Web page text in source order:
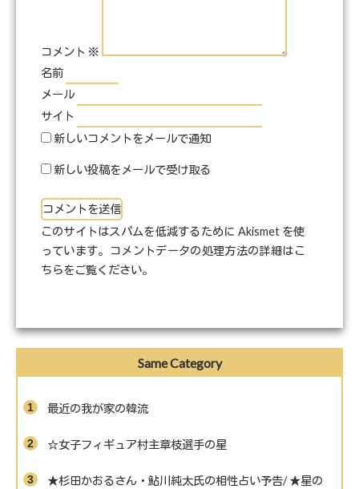
コメント ※
名前
メール
サイト
新しいコメントをメールで通知
新しい投稿をメールで受け取る
このサイトはスパムを低減するために Akismet を使
っています。
コメントデータの処理方法の詳細はこ
ちらをご覧ください。
Same Category
最近の我が家の韓流
☆女子フィギュア村主章枝選手の星
★杉田かおるさん・鮎川純太氏の相性占い予告/ ★星の